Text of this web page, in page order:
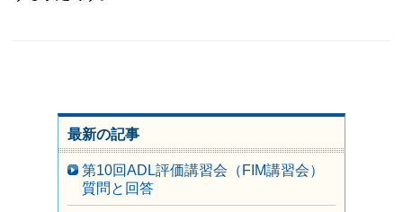
最新の記事
第10回ADL評価講習会（FIM講習会）
質問と回答